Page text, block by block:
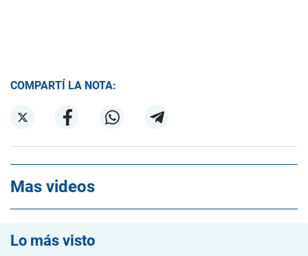
COMPARTÍ LA NOTA:
Mas videos
Lo más visto